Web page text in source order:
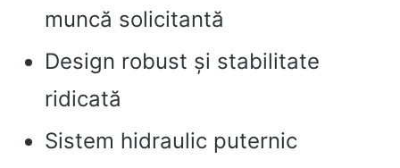
muncă solicitantă
Design robust și stabilitate
ridicată
Sistem hidraulic puternic